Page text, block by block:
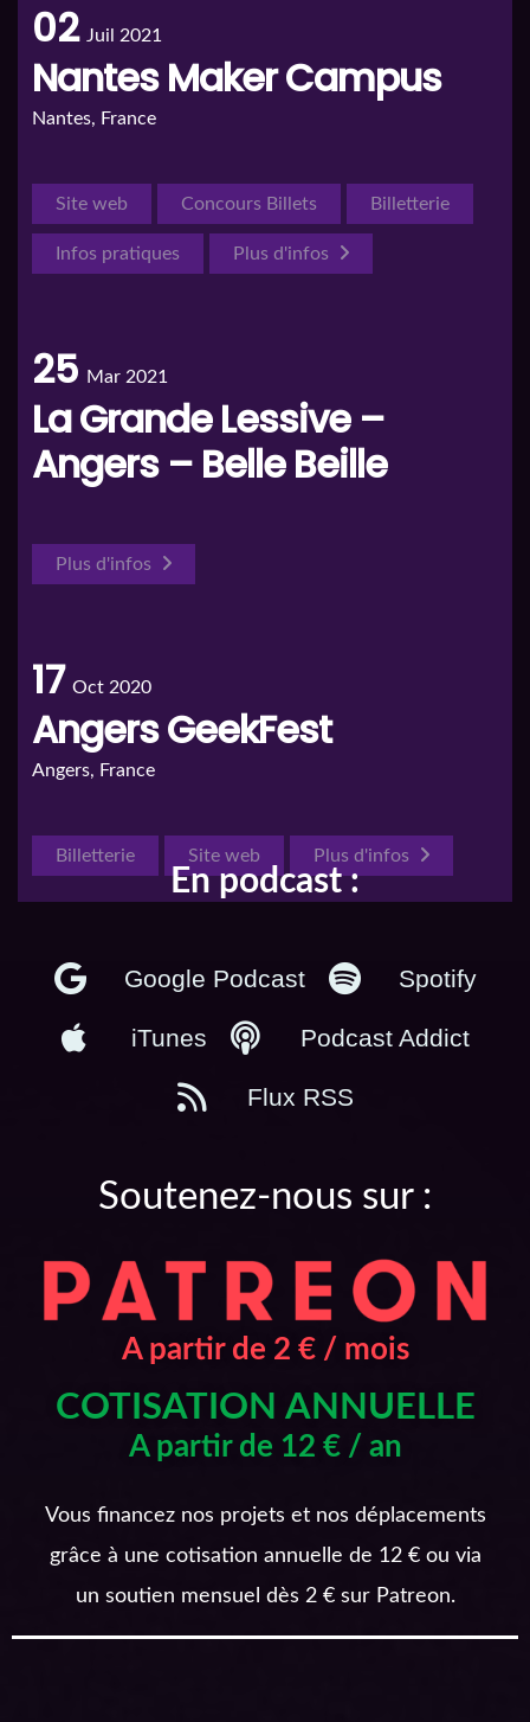
02 Juil 2021
Nantes Maker Campus
Nantes, France
Site web Concours Billets Billetterie
Infos pratiques Plus d'infos
25 Mar 2021
La Grande Lessive –
Angers – Belle Beille
Plus d'infos
17 Oct 2020
Angers GeekFest
Angers, France
Billetterie Site web Plus d'infos
En podcast :
Google Podcast Spotify
iTunes Podcast Addict
Flux RSS
Soutenez-nous sur :
A partir de 2 € / mois
COTISATION ANNUELLE
A partir de 12 € / an
Vous financez nos projets et nos déplacements
grâce à une cotisation annuelle de 12 € ou via
un soutien mensuel dès 2 € sur Patreon.